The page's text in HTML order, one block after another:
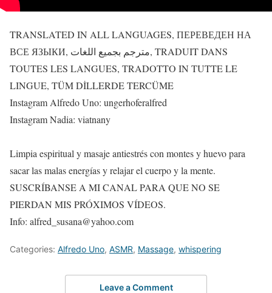
TRANSLATED IN ALL LANGUAGES, ПЕРЕВЕДЕН НА
ВСЕ ЯЗЫКИ, مترجم بجميع اللغات, TRADUIT DANS
TOUTES LES LANGUES, TRADOTTO IN TUTTE LE
LINGUE, TÜM DİLLERDE TERCÜME
Instagram Alfredo Uno: ungerhoferalfred
Instagram Nadia: viatnany
Limpia espiritual y masaje antiestrés con montes y huevo para
sacar las malas energías y relajar el cuerpo y la mente.
SUSCRÍBANSE A MI CANAL PARA QUE NO SE
PIERDAN MIS PRÓXIMOS VÍDEOS.
Info: alfred_susana@yahoo.com
Categories: Alfredo Uno, ASMR, Massage, whispering
Leave a Comment